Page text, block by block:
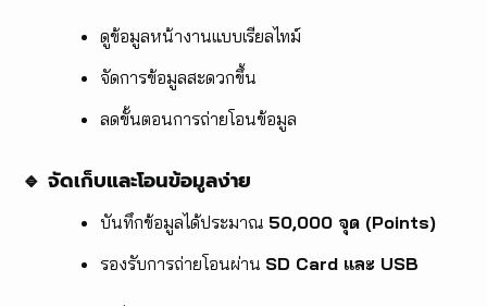
ดูข้อมูลหน้างานแบบเรียลไทม์
จัดการข้อมูลสะดวกขึ้น
ลดขั้นตอนการถ่ายโอนข้อมูล
🔹 จัดเก็บและโอนข้อมูลง่าย
บันทึกข้อมูลได้ประมาณ 50,000 จุด (Points)
รองรับการถ่ายโอนผ่าน SD Card และ USB